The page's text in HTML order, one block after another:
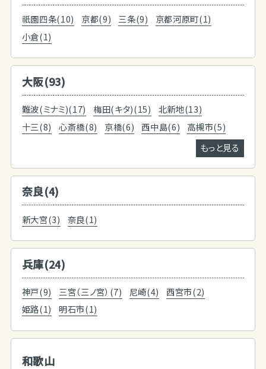
祇園四条(10) 京都(9) 三条(9)
京都河原町(1)
小倉(1)
大阪(93)
難波(ミナミ)(17) 梅田(キタ)(15)
北新地(13)
十三(8)
心斎橋(8) 京橋(6) 西中島(6)
高槻市(5)
もっと見る
奈良(4)
新大宮(3) 奈良(1)
兵庫(24)
神戸(9) 三宮（三ノ宮）(7) 尼崎(4)
西宮市(2)
姫路(1)
明石市(1)
和歌山